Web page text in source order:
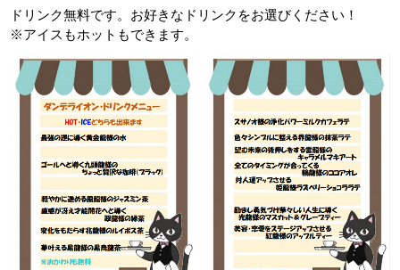
ドリンク無料です。お好きなドリンクをお選びください！
※アイスもホットもできます。